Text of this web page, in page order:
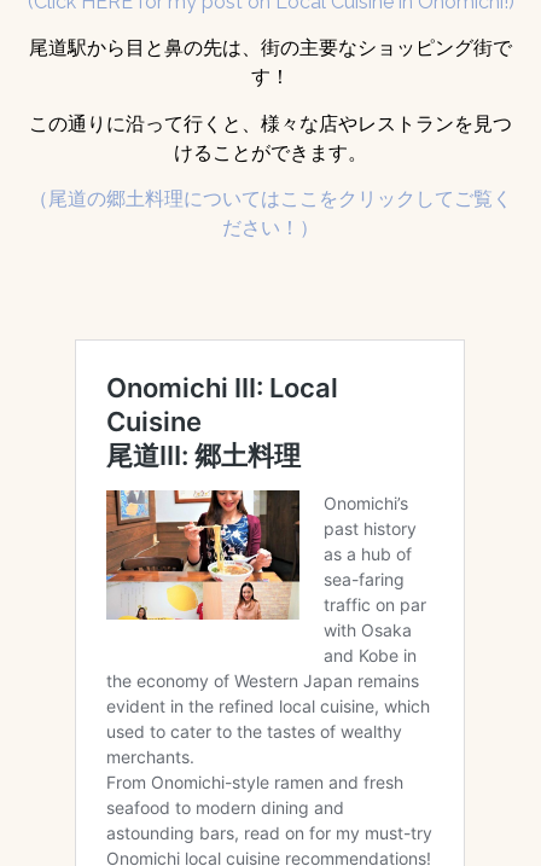
尾道駅から目と鼻の先は、街の主要なショッピング街で
す！
この通りに沿って行くと、様々な店やレストランを見つ
けることができます。
（尾道の郷土料理についてはここをクリックしてご覧く
ださい！）